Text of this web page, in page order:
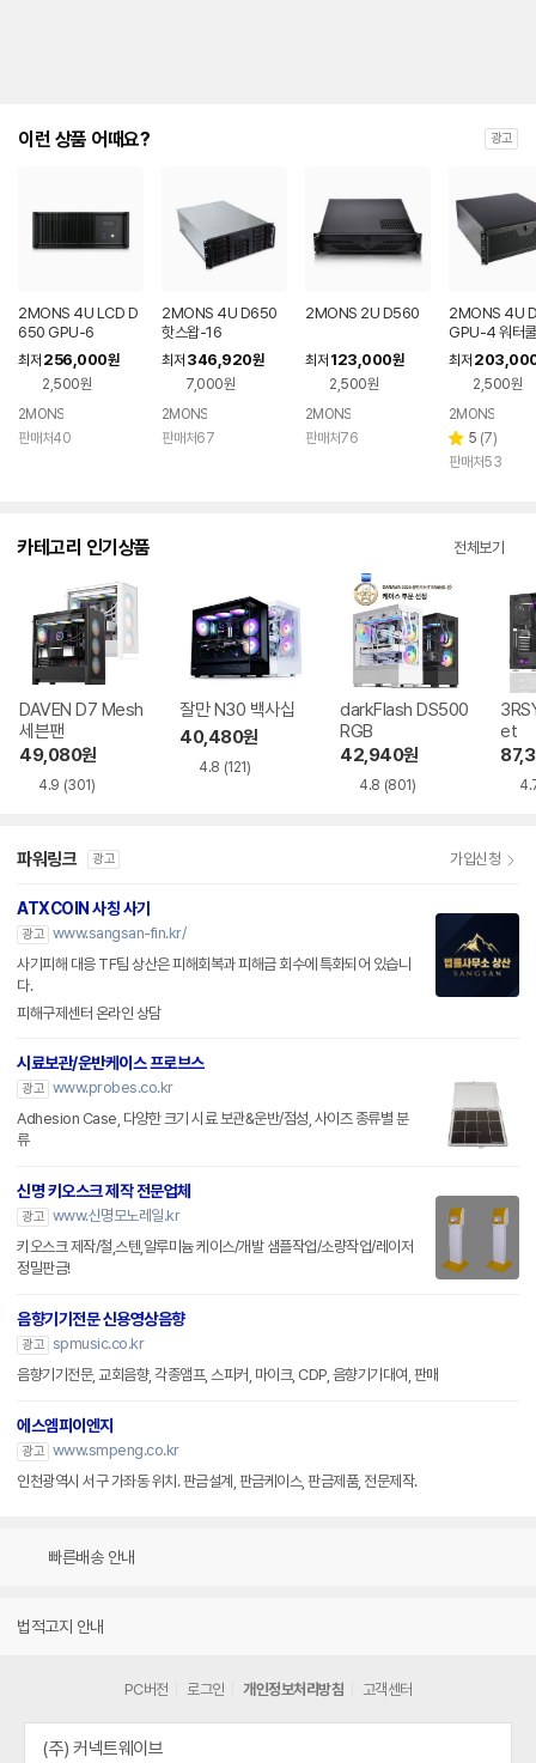
이런 상품 어때요? 광고
2MONS 4U LCD D
650 GPU-6
최저 256,000원
2,500원
2MONS
판매처40
2MONS 4U D650
핫스왑-16
최저 346,920원
7,000원
2MONS
판매처67
2MONS 2U D560
최저 123,000원
2,500원
2MONS
판매처76
2MONS 4U
GPU-4 워터쿨
최저
2,500원
2MONS
별
점
5 리
뷰
(7)
판매처53
카테고리 인기상품 전체보기
DAVEN D7 Mesh
세븐팬
49,080원
4.9 (301)
잘만 N30 백사십
40,480원
4.8 (121)
darkFlash DS500
RGB
42,940원
4.8 (801)
et
파워링크 광고 가입신청
ATXCOIN 사칭 사기
광고 www.sangsan-fin.kr/
사기피해 대응 TF팀 상산은 피해회복과 피해금 회수에 특화되어 있습니
다.
피해구제센터 온라인 상담
시료보관/운반케이스 프로브스
광고 www.probes.co.kr
Adhesion Case, 다양한 크기 시료 보관&운반/점성, 사이즈 종류별 분
류
신명 키오스크 제작 전문업체
광고 www.신명모노레일.kr
키오스크 제작/철,스텐,알루미늄 케이스/개발 샘플작업/소량작업/레이저
정밀판금!
음향기기전문 신용영상음향
광고 spmusic.co.kr
음향기기전문, 교회음향, 각종앰프, 스피커, 마이크, CDP, 음향기기대여, 판매
에스엠피이엔지
광고 www.smpeng.co.kr
인천광역시 서구 가좌동 위치. 판금설계, 판금케이스, 판금제품, 전문제작.
빠른배송 안내
법적고지 안내
PC버전 로그인 개인정보처리방침 고객센터
(주) 커넥트웨이브